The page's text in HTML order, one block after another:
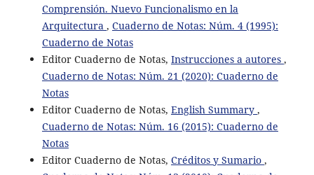
Comprensión. Nuevo Funcionalismo en la
Arquitectura , Cuaderno de Notas: Núm. 4 (1995):
Cuaderno de Notas
Editor Cuaderno de Notas, Instrucciones a autores ,
Cuaderno de Notas: Núm. 21 (2020): Cuaderno de
Notas
Editor Cuaderno de Notas, English Summary ,
Cuaderno de Notas: Núm. 16 (2015): Cuaderno de
Notas
Editor Cuaderno de Notas, Créditos y Sumario ,